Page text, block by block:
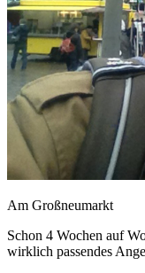
Am Großneumarkt
Schon 4 Wochen auf
wirklich passendes